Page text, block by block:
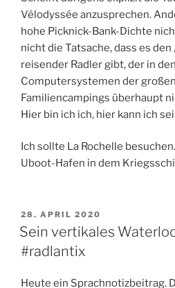
Vélodyssée anzusprechen.
hohe Picknick-Bank-Dichte
nicht die Tatsache, dass es den
reisender Radler gibt, der in
Computersystemen der
Familiencampings überhaupt
Hier bin ich ich, hier kann ich
Ich sollte La Rochelle
Uboot-Hafen in dem
VERÖFFENTLICHT
AM
28. APRIL 2020
Sein vertikales Waterloo
#radlantix
Heute ein Sprachnotizbeitrag.